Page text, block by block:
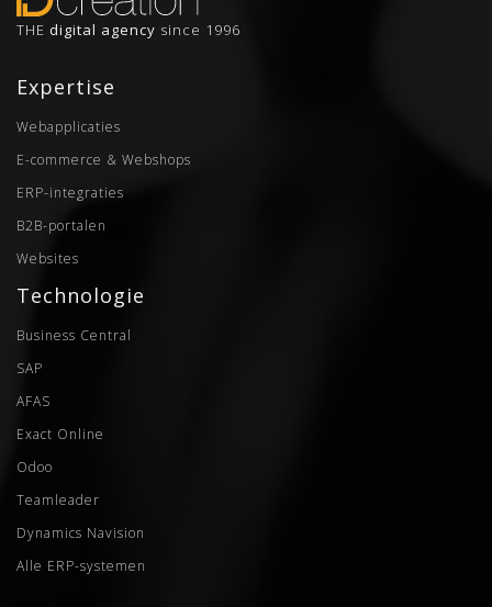
THE digital agency since 1996
Expertise
Webapplicaties
E-commerce & Webshops
ERP-integraties
B2B-portalen
Websites
Technologie
Business Central
SAP
AFAS
Exact Online
Odoo
Teamleader
Dynamics Navision
Alle ERP-systemen